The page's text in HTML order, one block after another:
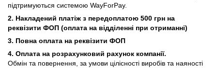
підтримуються системою WayForPay.
2. Накладений платіж з передоплатою 500 грн на
реквізити ФОП (оплата на відділенні при отриманні)
3. Повна оплата на реквізити ФОП
4. Оплата на розрахунковий рахунок компанії.
Обмін та повернення, за умови цілісності виробів та наяності